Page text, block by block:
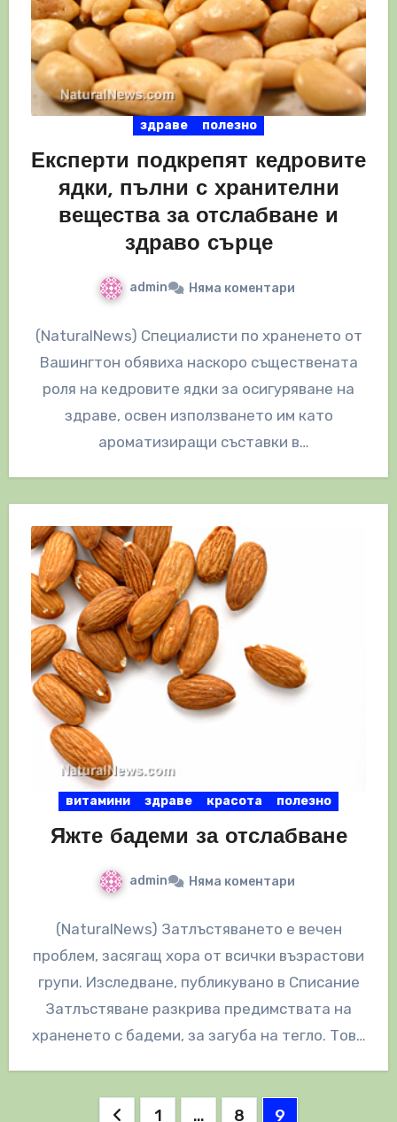
здраве полезно
Експерти подкрепят кедровите
ядки, пълни с хранителни
вещества за отслабване и
здраво сърце
admin Няма коментари
(NaturalNews) Специалисти по храненето от
Вашингтон обявиха наскоро съществената
роля на кедровите ядки за осигуряване на
здраве, освен използването им като
ароматизиращи съставки в
витамини здраве красота полезно
Яжте бадеми за отслабване
admin Няма коментари
(NaturalNews) Затлъстяването е вечен
проблем, засягащ хора от всички възрастови
групи. Изследване, публикувано в Списание
Затлъстяване разкрива предимствата на
храненето с бадеми, за загуба на тегло. Това
Разделяне1 … 8 9